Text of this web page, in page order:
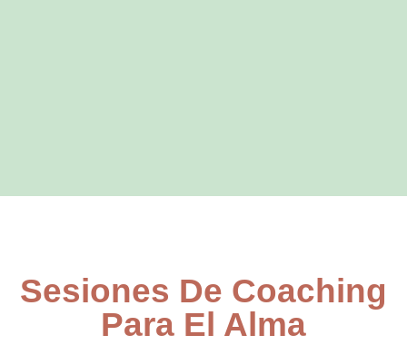
Sesiones De Coaching
Para El Alma